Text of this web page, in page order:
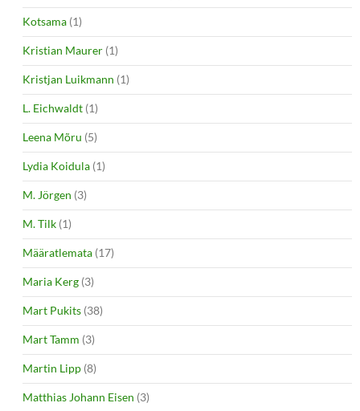
Kotsama (1)
Kristian Maurer (1)
Kristjan Luikmann (1)
L. Eichwaldt (1)
Leena Mõru (5)
Lydia Koidula (1)
M. Jörgen (3)
M. Tilk (1)
Määratlemata (17)
Maria Kerg (3)
Mart Pukits (38)
Mart Tamm (3)
Martin Lipp (8)
Matthias Johann Eisen (3)